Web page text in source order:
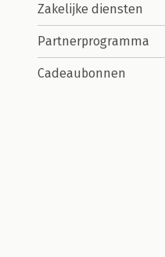
Zakelijke diensten
Partnerprogramma
Cadeaubonnen